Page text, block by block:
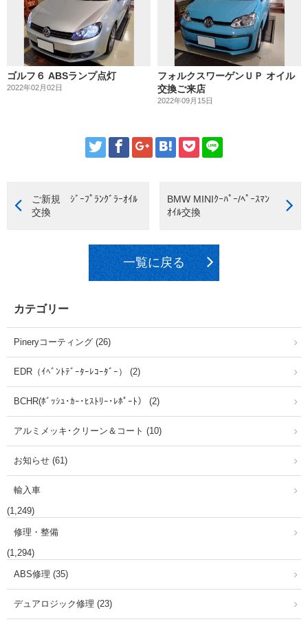
ゴルフ６ ABSランプ点灯
2022年02月02日
フォルクスワーゲンＵＰ オイル
交換ご来店
2022年09月15日
ご新規 ｼﾞｰﾌﾟﾗﾝｸﾞﾗｰｵｲﾙ
交換
BMW MINIｸｰﾊﾟｰ/ﾍﾟｰｽﾏﾝ
ｵｲﾙ交換
一覧に戻る
カテゴリー
Pineryコーティング (26)
EDR（ｲﾍﾞﾝﾄﾃﾞｰﾀｰﾚｺｰﾀﾞｰ） (2)
BCHR(ﾎﾞｯｼｭ･ｶｰ･ﾋｽﾄﾘｰ･ﾚﾎﾟｰﾄ） (2)
アルミメッキ･クリーン＆コート (10)
お知らせ (61)
輸入車
(1,249)
修理・整備
(1,294)
ABS修理 (35)
デュアロジック修理 (23)